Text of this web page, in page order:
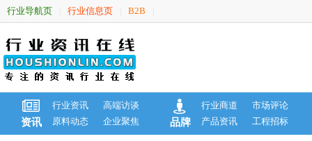
行业导航页 行业信息页 B2B
资讯
行业资讯
高端访谈
原料动态
企业聚焦 品牌
行业商道
市场评论
产品资讯
工程招标